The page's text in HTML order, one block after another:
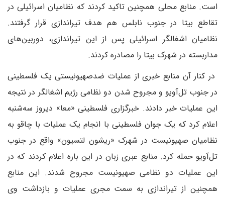
است. منابع محلی همچنین تاکید کردند که نظامیان اسرائیلی در
تقاطع بیتا در جنوب نابلس هم هدف تیراندازی قرار گرفتند.
نظامیان اشغالگر اسرائیلی پس از این تیراندازی، دوربین‌های
مداربسته در شهرک بیتا را مصادره کردند.
در کنار آن منابع خبری از عملیات ضدصهیونیستی یک فلسطینی
در جنوب تل‌آویو و مجروح شدن دو نظامی رژیم اشغالگر در نتیجه
این عملیات خبر دادند. خبرگزاری فلسطینی «معا» دیروز سه‌شنبه
اعلام کرد که یک جوان فلسطینی با انجام یک عملیات با چاقو به
نظامیان صهیونیست در شهرک «ریشون لتسیون» واقع در جنوب
تل‌آویو حمله کرد. منابع عبری زبان در این باره اعلام کردند که در
این عملیات دو نظامی صهیونیست مجروح شدند. این منابع
همچنین از تیراندازی به سمت مجری عملیات و بازداشت وی